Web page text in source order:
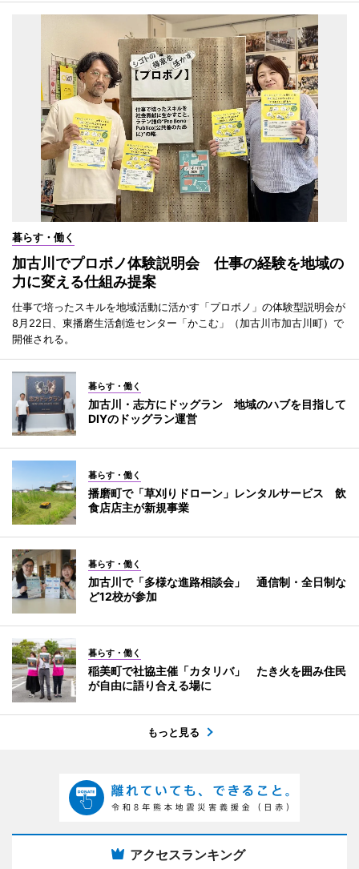
暮らす・働く
加古川でプロボノ体験説明会 仕事の経験を地域の
力に変える仕組み提案
仕事で培ったスキルを地域活動に活かす「プロボノ」の体験型説明会が
8月22日、東播磨生活創造センター「かこむ」（加古川市加古川町）で
開催される。
暮らす・働く
加古川・志方にドッグラン 地域のハブを目指して
DIYのドッグラン運営
暮らす・働く
播磨町で「草刈りドローン」レンタルサービス 飲
食店店主が新規事業
暮らす・働く
加古川で「多様な進路相談会」 通信制・全日制な
ど12校が参加
暮らす・働く
稲美町で社協主催「カタリバ」 たき火を囲み住民
が自由に語り合える場に
もっと見る
アクセスランキング